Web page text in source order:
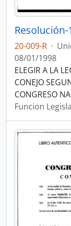
20-009-R ·
08/01/1998
ELEGIR A LA
CONEJO
CONGRESO
Funcion